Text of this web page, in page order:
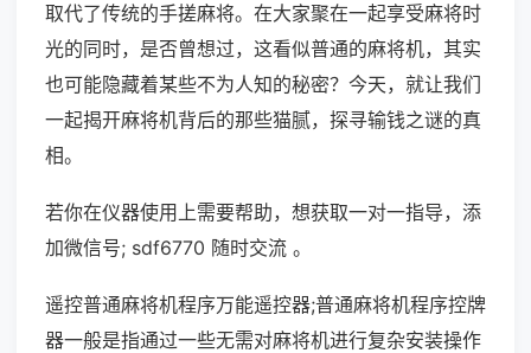
取代了传统的手搓麻将。在大家聚在一起享受麻将时
光的同时，是否曾想过，这看似普通的麻将机，其实
也可能隐藏着某些不为人知的秘密？今天，就让我们
一起揭开麻将机背后的那些猫腻，探寻输钱之谜的真
相。
若你在仪器使用上需要帮助，想获取一对一指导，添
加微信号; sdf6770 随时交流 。
遥控普通麻将机程序万能遥控器;普通麻将机程序控牌
器一般是指通过一些无需对麻将机进行复杂安装操作